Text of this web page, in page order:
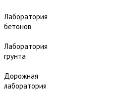
Лаборатория
бетонов
Лаборатория
грунта
Дорожная
лаборатория